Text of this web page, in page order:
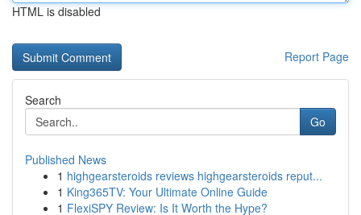
HTML is disabled
Report Page
Search
Go
Published News
1 highgearsteroids reviews highgearsteroids reput...
1 King365TV: Your Ultimate Online Guide
1 FlexiSPY Review: Is It Worth the Hype?